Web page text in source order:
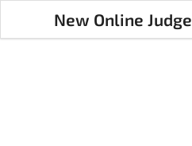
New Online Judge